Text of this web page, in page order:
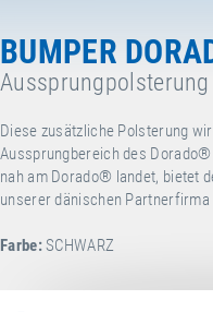
BUMPER
Diese zusätzliche Polsterung
Aussprungbereich des
nah am Dorado® landet, bietet
unserer dänischen Partnerfirma
Farbe:SCHWARZ